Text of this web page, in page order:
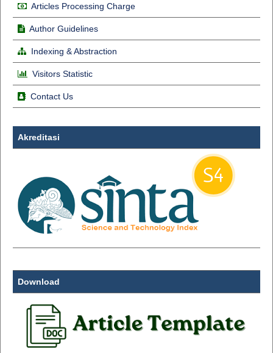
Articles Processing Charge
Author Guidelines
Indexing & Abstraction
Visitors Statistic
Contact Us
Akreditasi
Download